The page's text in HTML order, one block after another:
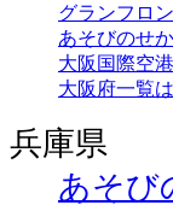
グランフロ
あそびのせ
大阪国際空
大阪府一覧
兵庫県
あそび